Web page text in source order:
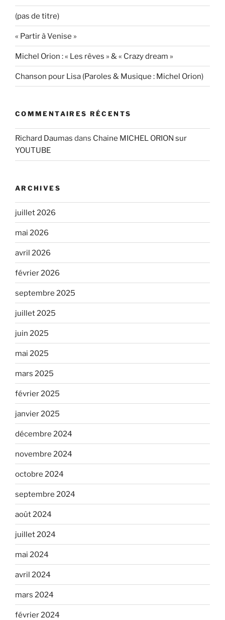
(pas de titre)
« Partir à Venise »
Michel Orion : « Les rêves » & « Crazy dream »
Chanson pour Lisa (Paroles & Musique : Michel Orion)
COMMENTAIRES RÉCENTS
Richard Daumas dans Chaine MICHEL ORION sur
YOUTUBE
ARCHIVES
juillet 2026
mai 2026
avril 2026
février 2026
septembre 2025
juillet 2025
juin 2025
mai 2025
mars 2025
février 2025
janvier 2025
décembre 2024
novembre 2024
octobre 2024
septembre 2024
août 2024
juillet 2024
mai 2024
avril 2024
mars 2024
février 2024